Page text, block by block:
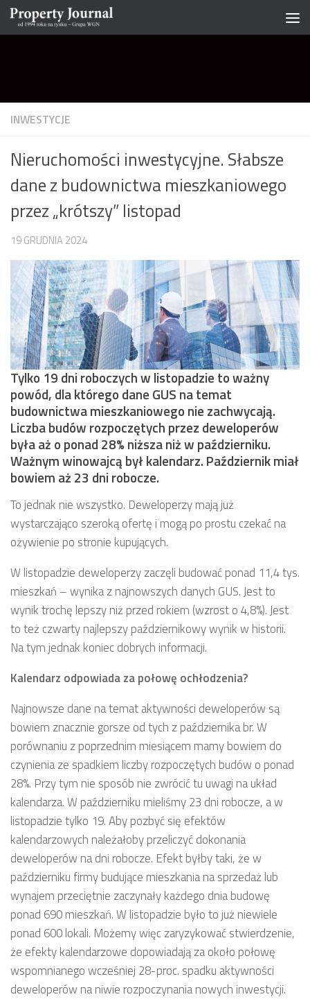
Skip to content
INWESTYCJE
Nieruchomości inwestycyjne. Słabsze
dane z budownictwa mieszkaniowego
przez „krótszy” listopad
19 GRUDNIA 2024
Tylko 19 dni roboczych w listopadzie to ważny
powód, dla którego dane GUS na temat
budownictwa mieszkaniowego nie zachwycają.
Liczba budów rozpoczętych przez deweloperów
była aż o ponad 28% niższa niż w październiku.
Ważnym winowajcą był kalendarz. Październik miał
bowiem aż 23 dni robocze.
To jednak nie wszystko. Deweloperzy mają już
wystarczająco szeroką ofertę i mogą po prostu czekać na
ożywienie po stronie kupujących.
W listopadzie deweloperzy zaczęli budować ponad 11,4 tys.
mieszkań – wynika z najnowszych danych GUS. Jest to
wynik trochę lepszy niż przed rokiem (wzrost o 4,8%). Jest
to też czwarty najlepszy październikowy wynik w historii.
Na tym jednak koniec dobrych informacji.
Kalendarz odpowiada za połowę ochłodzenia?
Najnowsze dane na temat aktywności deweloperów są
bowiem znacznie gorsze od tych z października br. W
porównaniu z poprzednim miesiącem mamy bowiem do
czynienia ze spadkiem liczby rozpoczętych budów o ponad
28%. Przy tym nie sposób nie zwrócić tu uwagi na układ
kalendarza. W październiku mieliśmy 23 dni robocze, a w
listopadzie tylko 19. Aby pozbyć się efektów
kalendarzowych należałoby przeliczyć dokonania
deweloperów na dni robocze. Efekt byłby taki, że w
październiku firmy budujące mieszkania na sprzedaż lub
wynajem przeciętnie zaczynały każdego dnia budowę
ponad 690 mieszkań. W listopadzie było to już niewiele
ponad 600 lokali. Możemy więc zaryzykować stwierdzenie,
że efekty kalendarzowe dopowiadają za około połowę
wspomnianego wcześniej 28-proc. spadku aktywności
deweloperów na niwie rozpoczynania nowych inwestycji.